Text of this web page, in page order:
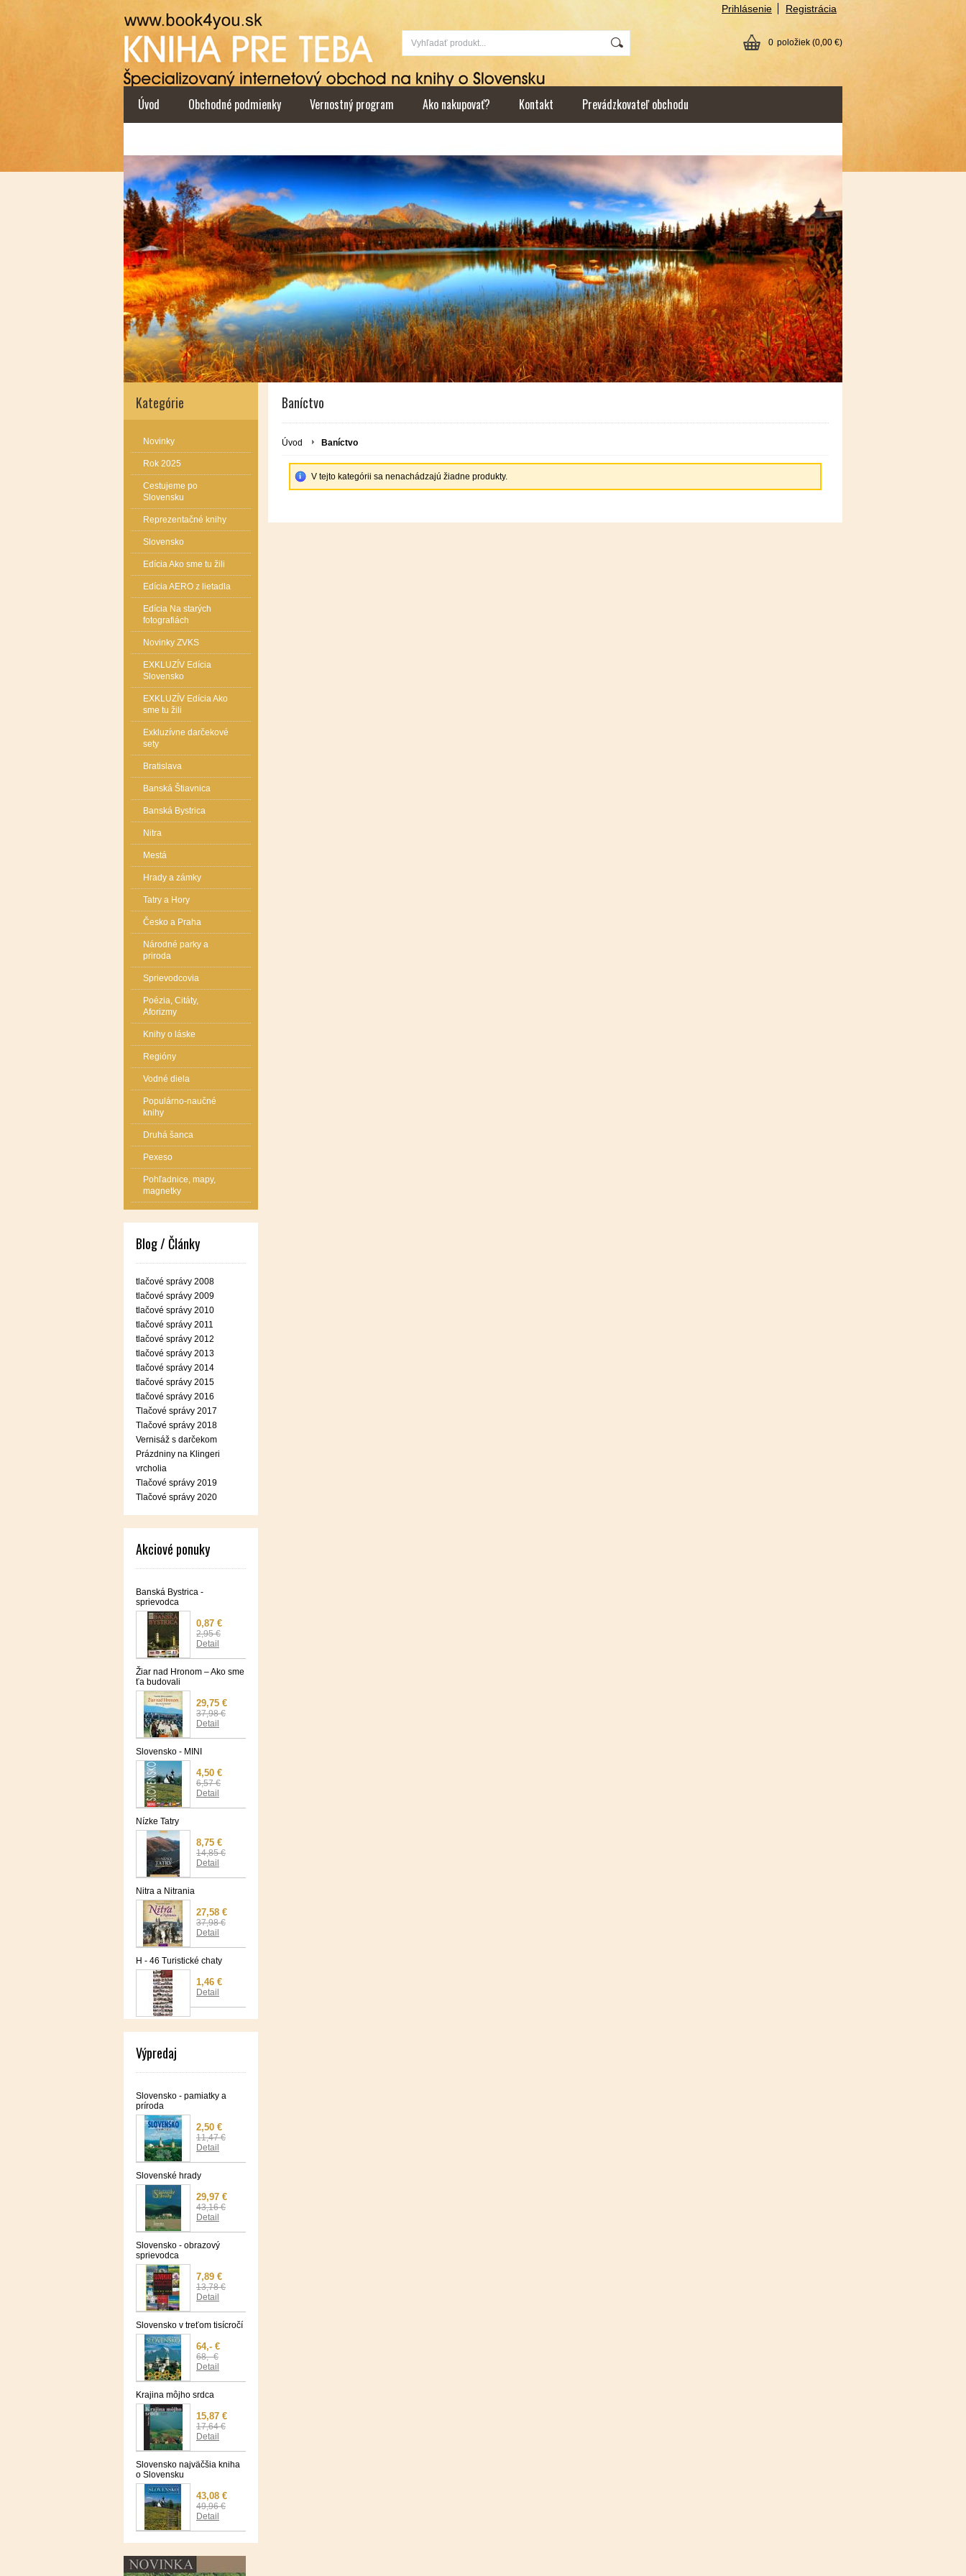
Prihlásenie Registrácia
0 položiek (0,00 €)
Úvod Obchodné podmienky Vernostný program Ako nakupovať? Kontakt Prevádzkovateľ obchodu
Kategórie
Novinky
Rok 2025
Cestujeme po
Slovensku
Reprezentačné knihy
Slovensko
Edícia Ako sme tu žili
Edícia AERO z lietadla
Edícia Na starých
fotografiách
Novinky ZVKS
EXKLUZÍV Edícia
Slovensko
EXKLUZÍV Edícia Ako
sme tu žili
Exkluzívne darčekové
sety
Bratislava
Banská Štiavnica
Banská Bystrica
Nitra
Mestá
Hrady a zámky
Tatry a Hory
Česko a Praha
Národné parky a
priroda
Sprievodcovia
Poézia, Citáty,
Aforizmy
Knihy o láske
Regióny
Vodné diela
Populárno-naučné
knihy
Druhá šanca
Pexeso
Pohľadnice, mapy,
magnetky
Blog / Články
tlačové správy 2008
tlačové správy 2009
tlačové správy 2010
tlačové správy 2011
tlačové správy 2012
tlačové správy 2013
tlačové správy 2014
tlačové správy 2015
tlačové správy 2016
Tlačové správy 2017
Tlačové správy 2018
Vernisáž s darčekom
Prázdniny na Klingeri
vrcholia
Tlačové správy 2019
Tlačové správy 2020
Akciové ponuky
Banská Bystrica -
sprievodca
0,87 €
2,95 €
Detail
Žiar nad Hronom – Ako sme
ťa budovali
29,75 €
37,98 €
Detail
Slovensko - MINI
4,50 €
6,57 €
Detail
Nízke Tatry
8,75 €
14,85 €
Detail
Nitra a Nitrania
27,58 €
37,98 €
Detail
H - 46 Turistické chaty
1,46 €
Detail
Výpredaj
Slovensko - pamiatky a
príroda
2,50 €
11,47 €
Detail
Slovenské hrady
29,97 €
43,16 €
Detail
Slovensko - obrazový
sprievodca
7,89 €
13,78 €
Detail
Slovensko v treťom tisícročí
64,- €
68,- €
Detail
Krajina môjho srdca
15,87 €
17,64 €
Detail
Slovensko najväčšia kniha
o Slovensku
43,08 €
49,96 €
Detail
Baníctvo
Úvod Baníctvo
V tejto kategórii sa nenachádzajú žiadne produkty.